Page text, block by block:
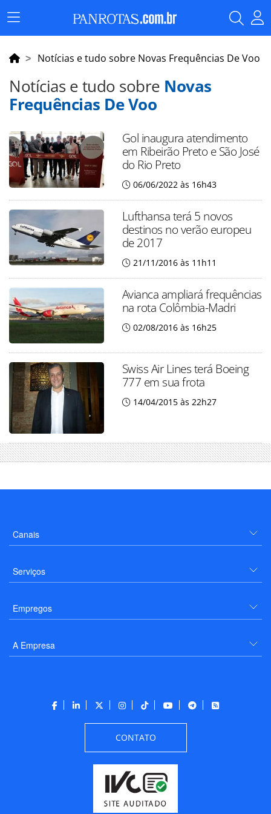
Menu
Principal
Notícias e tudo sobre Novas Frequências De Voo
Notícias e tudo sobre Novas
Frequências De Voo
Gol inaugura atendimento
em Ribeirão Preto e São José
do Rio Preto
06/06/2022 às 16h43
Lufthansa terá 5 novos
destinos no verão europeu
de 2017
21/11/2016 às 11h11
Avianca ampliará frequências
na rota Colômbia-Madri
02/08/2016 às 16h25
Swiss Air Lines terá Boeing
777 em sua frota
14/04/2015 às 22h27
Canais
Serviços
Empregos
A Empresa
CONTATO